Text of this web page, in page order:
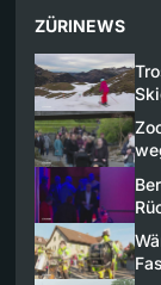
ZÜRINEWS